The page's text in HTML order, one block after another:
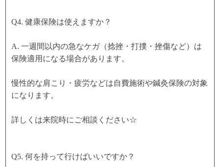
Q4. 健康保険は使えますか？
A. 一週間以内の急なケガ（捻挫・打撲・挫傷など）は
保険適用になる場合があります。
慢性的な肩こり・疲労などは自費施術や鍼灸保険の対象
になります。
詳しくは来院時にご相談ください☆
Q5. 何を持って行けばいいですか？